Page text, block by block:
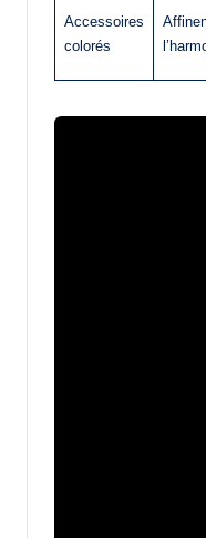
Accessoires
colorés